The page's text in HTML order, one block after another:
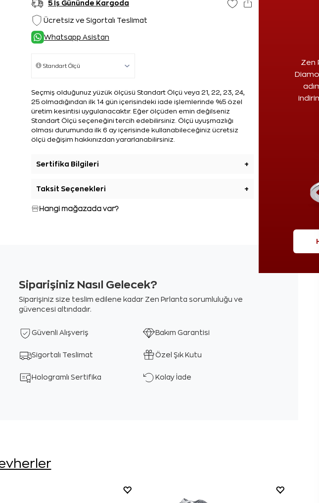
Zen
5 İş Gününde Kargoda
Ücretsiz ve Sigortalı Teslimat
Whatsapp Asistan
Seçmiş olduğunuz yüzük ölçüsü Standart Ölçü veya 21, 22, 23, 24,
25 olmadığından ilk 14 gün içerisindeki iade işlemlerinde %5 özel
üretim kesintisi uygulanacaktır. Eğer ölçüden emin değilseniz
Standart Ölçü seçeneğini tercih edebilirsiniz. Ölçü uyuşmazlığı
olması durumunda ilk 6 ay içerisinde kullanabileceğiniz ücretsiz
ölçü değişim hakkınızdan yararlanabilirsiniz.
Sertifika Bilgileri +
Taksit Seçenekleri +
Hangi mağazada var?
Siparişiniz Nasıl Gelecek?
Siparişiniz size teslim edilene kadar Zen Pırlanta sorumluluğu ve
güvencesi altındadır.
Güvenli Alışveriş Bakım Garantisi
Sigortalı Teslimat Özel Şık Kutu
Hologramlı Sertifika Kolay İade